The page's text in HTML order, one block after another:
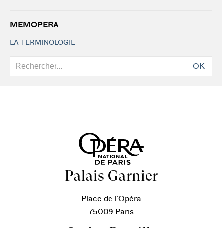
MEMOPERA
LA TERMINOLOGIE
OK
Palais Garnier
Place de l’Opéra
75009 Paris